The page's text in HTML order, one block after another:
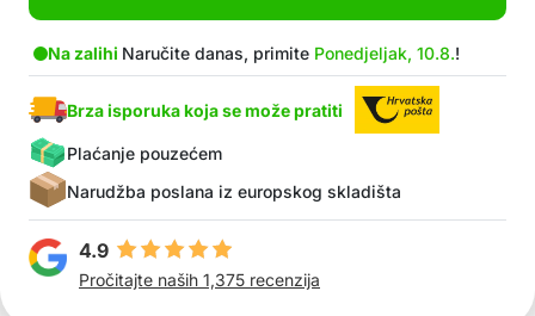
Na zalihi Naručite danas, primite Ponedjeljak, 10.8.!
Brza isporuka koja se može pratiti
Plaćanje pouzećem
Narudžba poslana iz europskog skladišta
4.9
Pročitajte naših 1,375 recenzija